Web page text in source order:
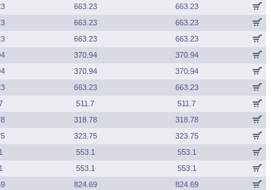
663.23
663.23
663.23
663.23
663.23
663.23
370.94
370.94
370.94
370.94
663.23
663.23
511.7
511.7
318.78
318.78
323.75
323.75
553.1
553.1
553.1
553.1
824.69
824.69